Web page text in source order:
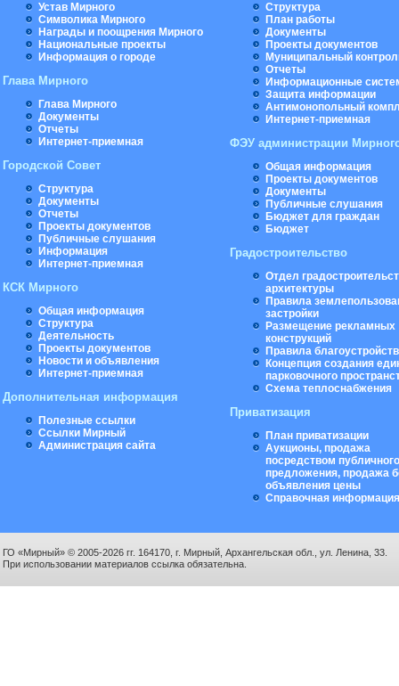
Устав Мирного
Символика Мирного
Награды и поощрения Мирного
Национальные проекты
Информация о городе
Глава Мирного
Глава Мирного
Документы
Отчеты
Интернет-приемная
Городской Совет
Структура
Документы
Отчеты
Проекты документов
Публичные слушания
Информация
Интернет-приемная
КСК Мирного
Общая информация
Структура
Деятельность
Проекты документов
Новости и объявления
Интернет-приемная
Дополнительная информация
Полезные ссылки
Ссылки Мирный
Администрация сайта
Структура
План работы
Документы
Проекты документов
Муниципальный
Отчеты
Информационные
Защита информации
Антимонопольный
Интернет-приемная
ФЭУ администрации
Общая информация
Проекты документов
Документы
Публичные слушания
Бюджет для граждан
Бюджет
Градостроительство
Отдел
архитектуры
Правила
застройки
Размещение рекламных
конструкций
Правила
Концепция создания
парковочного
Схема теплоснабжения
Приватизация
План приватизации
Аукционы, продажа
посредством публичного
предложения, продажа
объявления цены
Справочная информация
ГО «Мирный» © 2005-2026 гг. 164170, г. Мирный, Архангельская обл., ул. Ленина, 33.
При использовании материалов ссылка обязательна.